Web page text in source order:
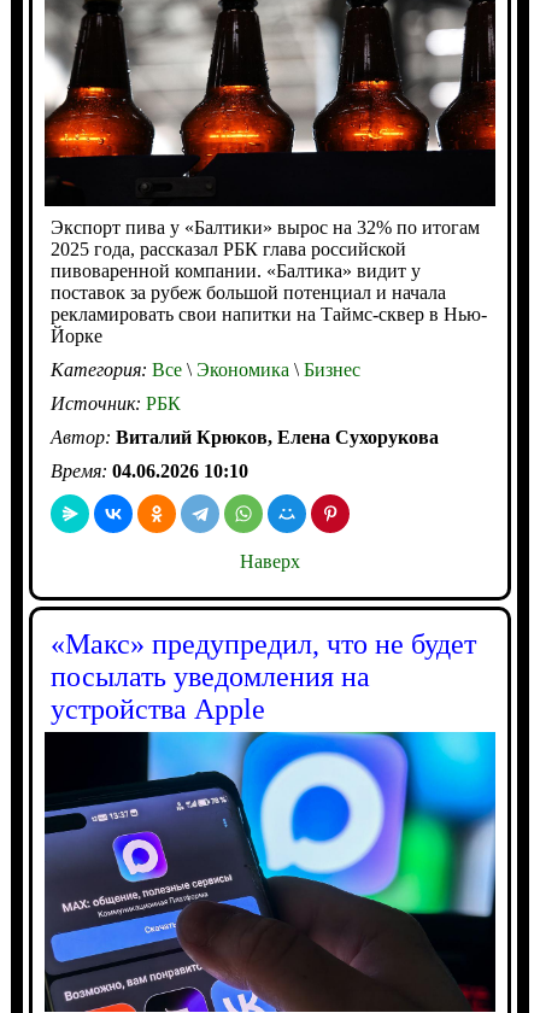
Экспорт пива у «Балтики» вырос на 32% по итогам
2025 года, рассказал РБК глава российской
пивоваренной компании. «Балтика» видит у
поставок за рубеж большой потенциал и начала
рекламировать свои напитки на Таймс-cквер в Нью-
Йорке
Категория: Все\Экономика \Бизнес
Источник: РБК
Автор: Виталий Крюков, Елена Сухорукова
Время: 04.06.2026 10:10
Наверх
«Макс» предупредил, что не будет
посылать уведомления на
устройства Apple